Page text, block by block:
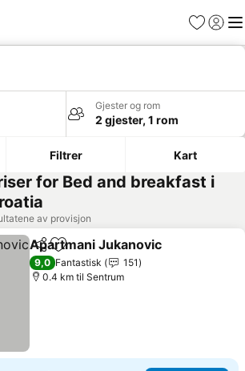
Favoritter
Logg
Gjester og rom
2 gjester, 1 rom
Filtrer Kart
for Bed and breakfast i
av provisjon
Del Legg til i favoritter
Apartmani Jukanovic
9,0 Fantastisk
151
0.4 km til Sentrum